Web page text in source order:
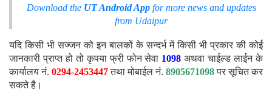
Download the UT Android Appfor more news and updates
from Udaipur
यदि किसी भी सज्जन को इन बालकों के सन्दर्भ में किसी भी प्रकार की कोई
जानकारी प्राप्त हो तो कृपया फ्री फोन सेवा 1098 अथवा चाईल्ड लाईन के
कार्यालय नं. 0294-2453447तथा मोबाईल नं. 8905671098पर सूचित कर
सकते है।